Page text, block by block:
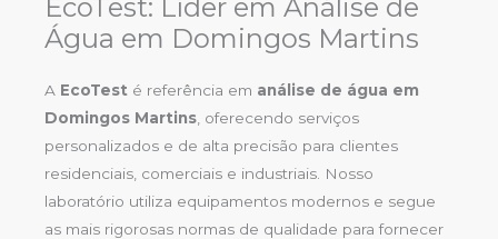
EcoTest: Líder em Análise de
Água em Domingos Martins
A EcoTest é referência em análise de água em
Domingos Martins , oferecendo serviços
personalizados e de alta precisão para clientes
residenciais, comerciais e industriais. Nosso
laboratório utiliza equipamentos modernos e segue
as mais rigorosas normas de qualidade para fornecer